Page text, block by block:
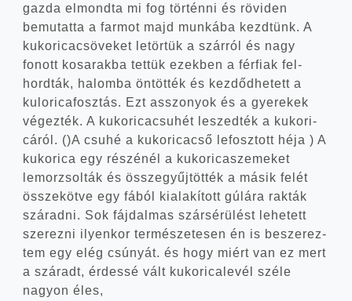
gaz­da elmond­ta mi fog tör­tén­ni és rövi­den
bemu­tat­ta a far­mot majd mun­ká­ba kezd­tünk. A
kuko­ri­ca­csö­ve­ket letör­tük a szár­ról és nagy
fonott kosa­rak­ba tet­tük ezek­ben a fér­fi­ak fel­
hord­ták, halom­ba öntöt­ték és kez­dőd­he­tett a
kulo­ri­ca­fosz­tás. Ezt asszo­nyok és a gye­re­kek
végez­ték. A kuko­ri­ca­csu­hét leszed­ték a kuko­ri­
cá­ról. ()A csu­hé a kuko­ri­ca­cső lefosz­tott héja ) A
kuko­ri­ca egy részé­nél a kuko­ri­ca­sze­me­ket
lemor­zsol­ták és össze­gyűj­töt­ték a másik felét
össze­köt­ve egy fából kiala­kí­tott gúlá­ra rak­ták
szá­rad­ni. Sok fáj­dal­mas szár­sé­rü­lést lehe­tett
sze­rez­ni ilyen­kor ter­mé­sze­te­sen én is besze­rez­
tem egy elég csú­nyát. és hogy miért van ez mert
a szá­radt, érdes­sé vált kuko­ri­ca­le­vél szé­le
nagyon éles,